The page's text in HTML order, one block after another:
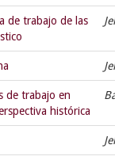
de trabajo de las
de trabajo en
histórica